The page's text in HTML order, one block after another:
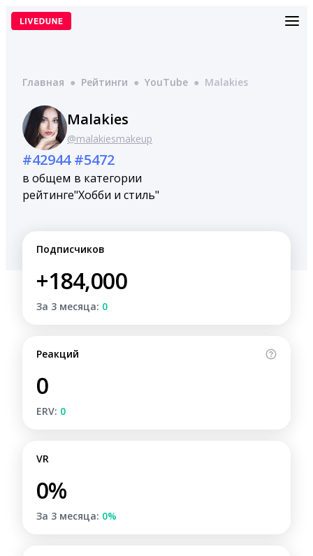
Перейти
Главная ● Рейтинги ● YouTube ● Malakies
Malakies
@malakiesmakeup
#42944
в общем
рейтинге
#5472
в категории
"Хобби и стиль"
Подписчиков
+184,000
За 3 месяца: 0
Реакций
0
ERV: 0
VR
0%
За 3 месяца: 0%